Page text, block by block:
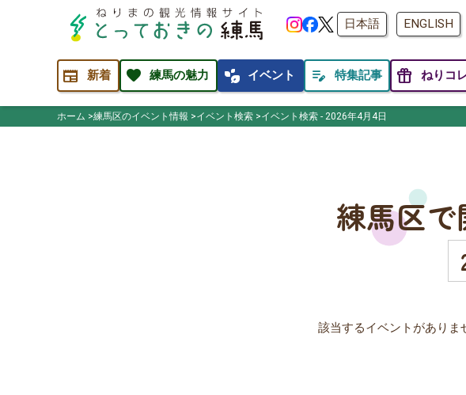
日本語 ENGLISH
newspaper 新着 favorite 練馬の魅力 temp_preferences_eco イベント edit_note 特集記事 featured_seasonal_and_gifts ねりコ
ホーム 練馬区のイベント情報 イベント検索 イベント検索 - 2026年4月4日
練馬区
該当するイベントがありま